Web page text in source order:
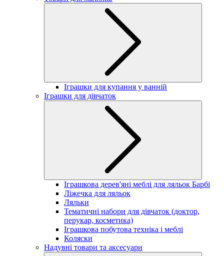
Іграшки для купання у ванній
Іграшки для дівчаток
Іграшкова дерев'яні меблі для ляльок Барбі
Ліжечка для ляльок
Ляльки
Тематичні набори для дівчаток (доктор,
перукар, косметика)
Іграшкова побутова техніка і меблі
Коляски
Надувні товари та аксесуари